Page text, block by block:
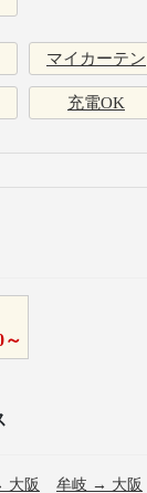
マイカーテン
充電OK
～
大阪 牟岐 → 大阪